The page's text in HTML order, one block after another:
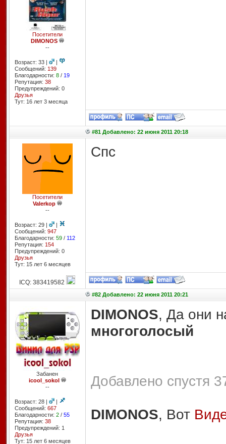
Посетители
DIMONOS
--
Возраст: 33 |
|
Сообщений: 139
Благодарности: 8/ 19
Репутация: 38
Предупреждений: 0
Друзья
Тут: 16 лет 3 месяцa
#81 Добавлено: 22 июня 2011 20:18
Посетители
Valerkop
--
Возраст: 29 |
|
Сообщений: 947
Благодарности: 59/ 112
Репутация: 154
Предупреждений: 0
Друзья
Тут: 15 лет 6 месяцев
Спс
ICQ: 383419582
#82 Добавлено: 22 июня 2011 20:21
Забанен
icool_sokol
--
Возраст: 28 |
|
Сообщений: 667
Благодарности: 2/ 55
Репутация: 38
Предупреждений: 1
Друзья
Тут: 15 лет 6 месяцев
DIMONOS, Да они
многоголосый
Добавлено спустя
DIMONOS, Вот